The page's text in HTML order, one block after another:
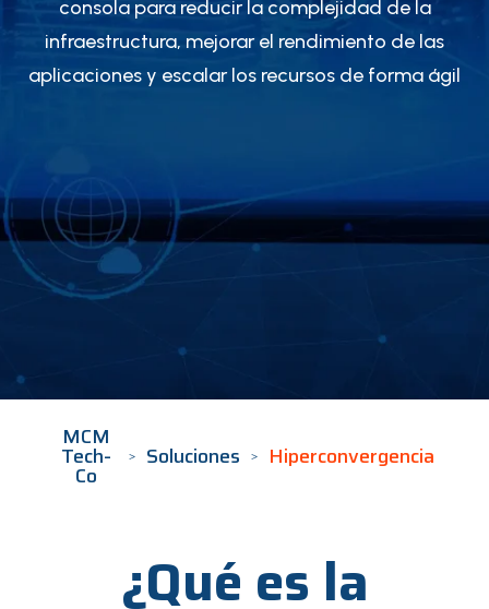
consola para reducir la complejidad de la
infraestructura, mejorar el rendimiento de las
aplicaciones y escalar los recursos de forma ágil
MCM
Tech-
Co
Soluciones Hiperconvergencia
¿Qué es la